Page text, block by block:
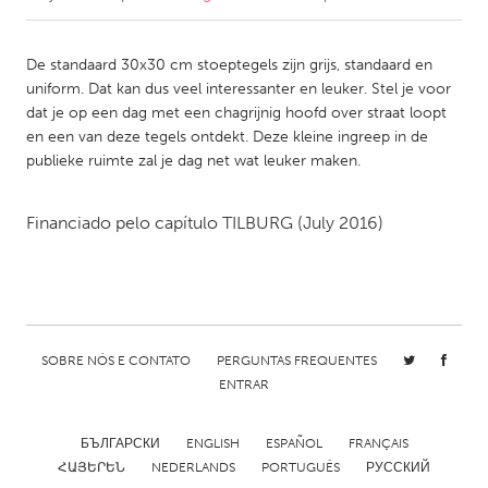
Amherstburg
Kingston
Kitchener-Waterloo
New Glasgow
Newmarket
Ottawa
NETHERLANDS
Rotterdam
De standaard 30x30 cm stoeptegels zijn grijs, standaard en
uniform. Dat kan dus veel interessanter en leuker. Stel je voor
dat je op een dag met een chagrijnig hoofd over straat loopt
en een van deze tegels ontdekt. Deze kleine ingreep in de
publieke ruimte zal je dag net wat leuker maken.
Financiado pelo capítulo TILBURG (July 2016)
SOBRE NÓS E CONTATO
PERGUNTAS FREQUENTES
ENTRAR
БЪЛГАРСКИ ENGLISH ESPAÑOL
FRANÇAIS
ՀԱՅԵՐԵՆ
NEDERLANDS PORTUGUÊS РУССКИЙ